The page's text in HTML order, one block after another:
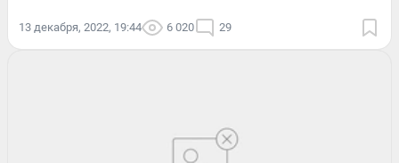
13 декабря, 2022, 19:44 6 020 29